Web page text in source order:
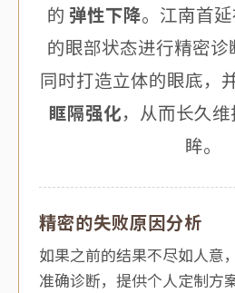
的 弹性下降。江南首
的眼部状态进行精密诊
同时打造立体的眼底，
眶隔强化，从而长久
眸。
精密的失败原因分析
如果之前的结果不尽如人意
准确诊断，提供个人定制方案